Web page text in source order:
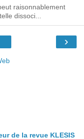
raisonnablement
dissoci...
›
de la revue KLESIS